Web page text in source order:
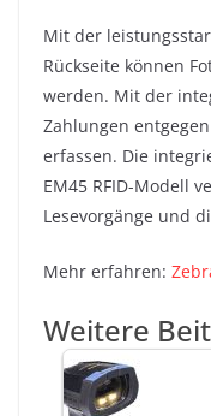
Mit der
Rückseite können
werden. Mit der
Zahlungen
erfassen. Die
EM45 RFID-Modell
Lesevorgänge und
Mehr erfahren:
Weitere